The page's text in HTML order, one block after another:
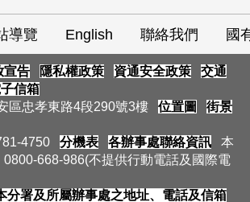
導覽 English 聯絡我們 國
宣告 隱私權政策 資通安全政策
交通
信箱
區忠孝東路4段290號3樓
位置圖
街景
4750
分機表 各辦事處聯絡資訊
本
668-986(不提供行動電話及國際電
分署及所屬辦事處之地址、電話及信箱